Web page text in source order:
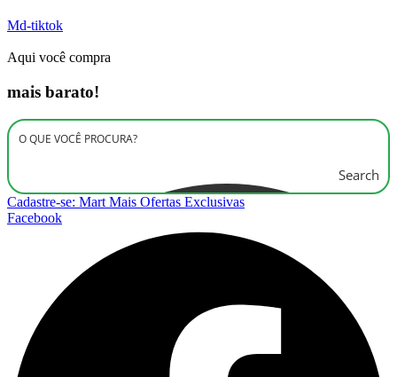
Md-tiktok
Aqui você compra
mais barato!
Search
Cadastre-se: Mart Mais Ofertas Exclusivas
Facebook